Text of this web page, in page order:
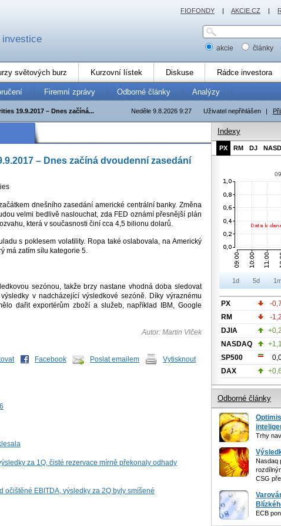
investice
akcie články
světových burz Kurzovní lístek Diskuse Rádce investora
Firemní zprávy Odborné články Analýzy
Uživatel nepřihlášen |
Neděle 9.8.2026 9:27
19.9.2017 – Dnes začíná...
– Dnes začíná dvoudenní zasedání
dnešního zasedání americké centrální banky. Změna
velmi bedlivě naslouchat, zda FED oznámí přesnější plán
která v současnosti činí cca 4,5 bilionu dolarů.
s poklesem volatility. Ropa také oslabovala, na Americký
má zatím sílu kategorie 5.
sezónou, takže brzy nastane vhodná doba sledovat
v nadcházející výsledkové sezóně. Díky výraznému
dařit exportérům zboží a služeb, například IBM, Google
Autor: Martin Vlček
Facebook Poslat emailem Vytisknout
za 1Q, čisté rezervace mírně překonaly odhady
očištěné EBITDA, výsledky za 2Q byly smíšené
Indexy
PX RM DJ
1d 5d
PX -
RM
-
DJIA
NASDAQ
SP500
DAX
Odborné články
Trhy
Nasdaq
CSG
ECB
FIOFONDY | AKCIE.CZ |